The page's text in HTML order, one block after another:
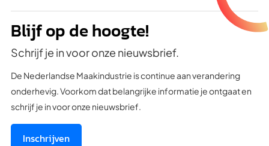
Blijf op de hoogte!
Schrijf je in voor onze nieuwsbrief.
De Nederlandse Maakindustrie is continue aan verandering
onderhevig. Voorkom dat belangrijke informatie je ontgaat en
schrijf je in voor onze nieuwsbrief.
Inschrijven